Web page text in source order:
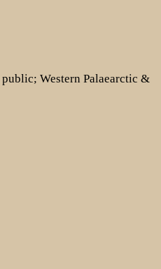
Western Palaearctic &